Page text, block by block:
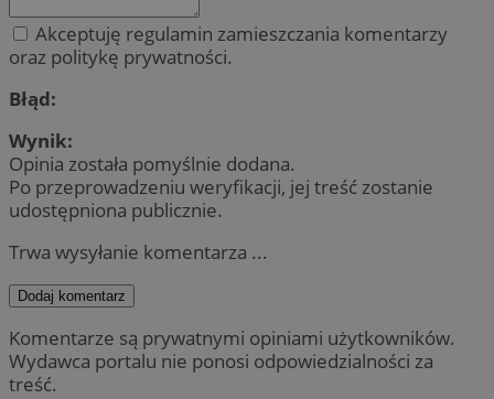
Akceptuję regulamin zamieszczania komentarzy
oraz politykę prywatności.
Błąd:
Wynik:
Opinia została pomyślnie dodana.
Po przeprowadzeniu weryfikacji, jej treść zostanie
udostępniona publicznie.
Trwa wysyłanie komentarza ...
Dodaj komentarz
Komentarze są prywatnymi opiniami użytkowników.
Wydawca portalu nie ponosi odpowiedzialności za
treść.